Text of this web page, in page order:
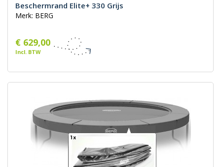
Beschermrand Elite+ 330 Grijs
Merk: BERG
€ 629,00
Incl. BTW